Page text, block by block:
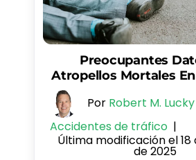
Preocupantes
Atropellos Mortales
Por Robert M. Lucky
Accidentes de tráfico |
Última modificación el
de 2025